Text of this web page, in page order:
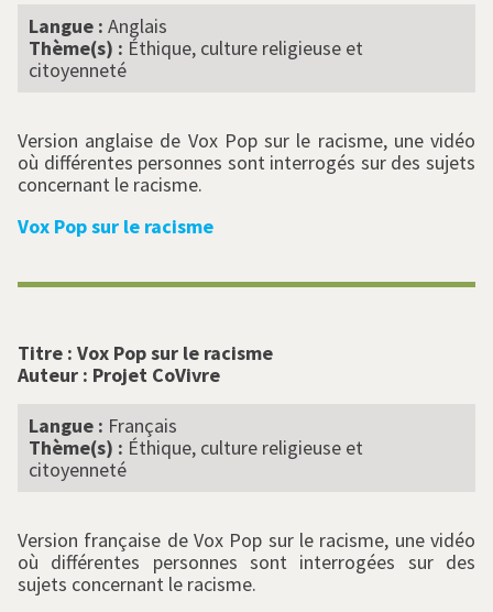
Langue : Anglais
Thème(s) : Éthique, culture religieuse et
citoyenneté
Version anglaise de Vox Pop sur le racisme, une vidéo
où différentes personnes sont interrogés sur des sujets
concernant le racisme.
Vox Pop sur le racisme
Titre : Vox Pop sur le racisme
Auteur : Projet CoVivre
Langue : Français
Thème(s) : Éthique, culture religieuse et
citoyenneté
Version française de Vox Pop sur le racisme, une vidéo
où différentes personnes sont interrogées sur des
sujets concernant le racisme.